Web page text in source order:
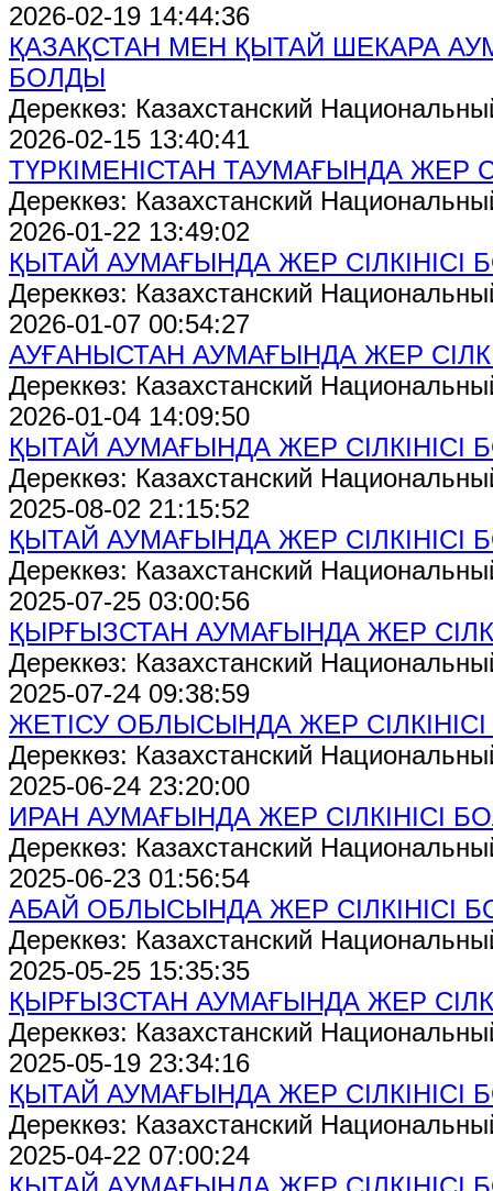
2026-02-19 14:44:36
ҚАЗАҚСТАН МЕН ҚЫТАЙ ШЕКАРА
БОЛДЫ
Дереккөз: Казахстанский
2026-02-15 13:40:41
ТҮРКІМЕНІСТАН ТАУМАҒЫНДА ЖЕР
Дереккөз: Казахстанский
2026-01-22 13:49:02
ҚЫТАЙ АУМАҒЫНДА ЖЕР СІЛКІНІСІ
Дереккөз: Казахстанский
2026-01-07 00:54:27
АУҒАНЫСТАН АУМАҒЫНДА ЖЕР
Дереккөз: Казахстанский
2026-01-04 14:09:50
ҚЫТАЙ АУМАҒЫНДА ЖЕР СІЛКІНІСІ
Дереккөз: Казахстанский
2025-08-02 21:15:52
ҚЫТАЙ АУМАҒЫНДА ЖЕР СІЛКІНІСІ
Дереккөз: Казахстанский
2025-07-25 03:00:56
ҚЫРҒЫЗСТАН АУМАҒЫНДА ЖЕР
Дереккөз: Казахстанский
2025-07-24 09:38:59
ЖЕТІСУ ОБЛЫСЫНДА ЖЕР
Дереккөз: Казахстанский
2025-06-24 23:20:00
ИРАН АУМАҒЫНДА ЖЕР СІЛКІНІСІ
Дереккөз: Казахстанский
2025-06-23 01:56:54
АБАЙ ОБЛЫСЫНДА ЖЕР СІЛКІНІСІ
Дереккөз: Казахстанский
2025-05-25 15:35:35
ҚЫРҒЫЗСТАН АУМАҒЫНДА ЖЕР
Дереккөз: Казахстанский
2025-05-19 23:34:16
ҚЫТАЙ АУМАҒЫНДА ЖЕР СІЛКІНІСІ
Дереккөз: Казахстанский
2025-04-22 07:00:24